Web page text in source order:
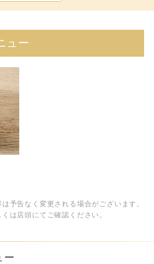
ュー
予告なく変更される場合がございます。
は店頭にてご確認ください。
ー